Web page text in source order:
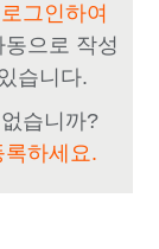
그인하여
으로 작성
습니다.
습니까?
하세요.